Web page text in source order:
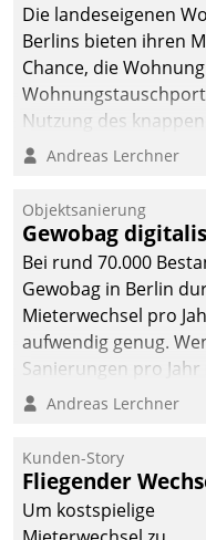
Die landeseigenen
Berlins bieten ihren
Chance, die
Nutzung des
Anwendungsfall für
Unternehmen.
Andreas Lerchner
Objektsanierung
Gewobag
Bei rund 70.000
Gewobag in Berlin
Mieterwechsel pro
aufwendig genug.
Sanierungen pro
Betreuungs- und
kommunale
gemeinsam mit der
Teilprozess der
Andreas Lerchner
Kunden-Story
Fliegender
Um kostspielige